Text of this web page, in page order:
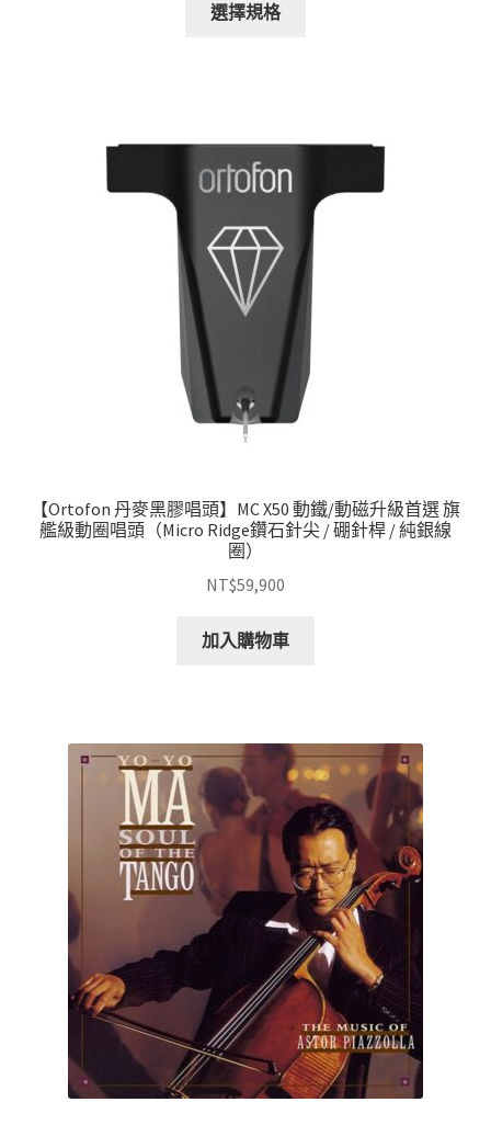
選擇規格
式。
可
在
產
品
頁
面
選
【Ortofon 丹麥黑膠唱頭】MC X50 動鐵/動磁升級首選 旗
艦級動圈唱頭（Micro Ridge鑽石針尖 / 硼針桿 / 純銀線
圈）
NT$59,900
加入購物車